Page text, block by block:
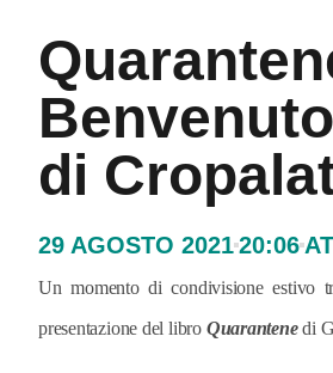
di
29 AGOSTO 202120:06
Un momento di condivisione estivo
presentazione del libro Quarantenedi